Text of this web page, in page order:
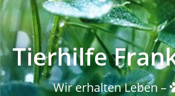
Tierhilfe
Wir erhalten Leben –